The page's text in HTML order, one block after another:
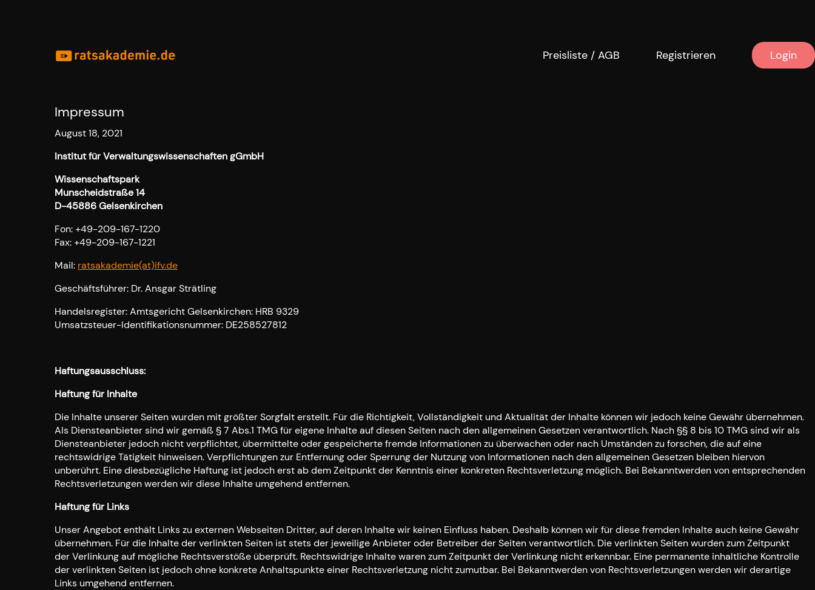
Preisliste / AGB Registrieren Login
Impressum
August 18, 2021
Institut für Verwaltungswissenschaften gGmbH
Wissenschaftspark
Munscheidstraße 14
D-45886 Gelsenkirchen
Fon: +49-209-167-1220
Fax: +49-209-167-1221
Mail: ratsakademie(at)ifv.de
Geschäftsführer: Dr. Ansgar Strätling
Handelsregister: Amtsgericht Gelsenkirchen: HRB 9329
Umsatzsteuer-Identifikationsnummer: DE258527812
Haftungsausschluss:
Haftung für Inhalte
Die Inhalte unserer Seiten wurden mit größter Sorgfalt erstellt. Für die Richtigkeit, Vollständigkeit und Aktualität der Inhalte können wir jedoch keine Gewähr übernehmen.
Als Diensteanbieter sind wir gemäß § 7 Abs.1 TMG für eigene Inhalte auf diesen Seiten nach den allgemeinen Gesetzen verantwortlich. Nach §§ 8 bis 10 TMG sind wir als
Diensteanbieter jedoch nicht verpflichtet, übermittelte oder gespeicherte fremde Informationen zu überwachen oder nach Umständen zu forschen, die auf eine
rechtswidrige Tätigkeit hinweisen. Verpflichtungen zur Entfernung oder Sperrung der Nutzung von Informationen nach den allgemeinen Gesetzen bleiben hiervon
unberührt. Eine diesbezügliche Haftung ist jedoch erst ab dem Zeitpunkt der Kenntnis einer konkreten Rechtsverletzung möglich. Bei Bekanntwerden von entsprechenden
Rechtsverletzungen werden wir diese Inhalte umgehend entfernen.
Haftung für Links
Unser Angebot enthält Links zu externen Webseiten Dritter, auf deren Inhalte wir keinen Einfluss haben. Deshalb können wir für diese fremden Inhalte auch keine Gewähr
übernehmen. Für die Inhalte der verlinkten Seiten ist stets der jeweilige Anbieter oder Betreiber der Seiten verantwortlich. Die verlinkten Seiten wurden zum Zeitpunkt
der Verlinkung auf mögliche Rechtsverstöße überprüft. Rechtswidrige Inhalte waren zum Zeitpunkt der Verlinkung nicht erkennbar. Eine permanente inhaltliche Kontrolle
der verlinkten Seiten ist jedoch ohne konkrete Anhaltspunkte einer Rechtsverletzung nicht zumutbar. Bei Bekanntwerden von Rechtsverletzungen werden wir derartige
Links umgehend entfernen.